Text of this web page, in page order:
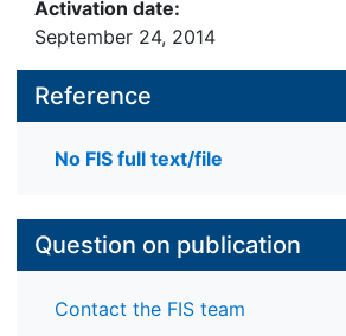
Activation date:
September 24, 2014
Reference
No FIS full text/file
Question on publication
Contact the FIS team